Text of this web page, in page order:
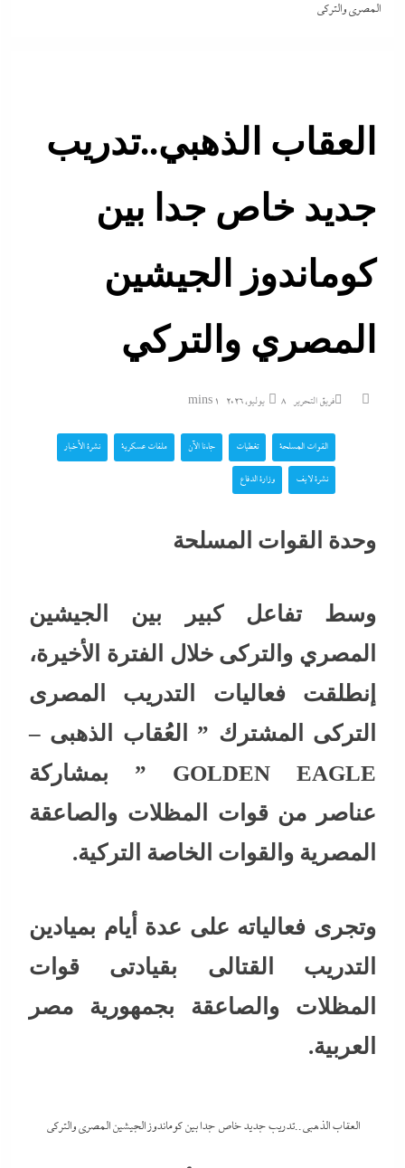
المصري والتركي
العقاب الذهبي..تدريب
جديد خاص جدا بين
كوماندوز الجيشين
المصري والتركي
فريق التحرير 8 يوليو، 2026 1 mins
القوات المسلحة تغطيات جاءنا الآن ملفات عسكرية نشرة الأخبار
نشرة لايف وزارة الدفاع
وحدة القوات المسلحة
وسط تفاعل كبير بين الجيشين
المصري والتركى خلال الفترة الأخيرة،
إنطلقت فعاليات التدريب المصرى
التركى المشترك ” العُقاب الذهبى –
GOLDEN EAGLE ” بمشاركة
عناصر من قوات المظلات والصاعقة
المصرية والقوات الخاصة التركية.
وتجرى فعالياته على عدة أيام بميادين
التدريب القتالى بقيادتى قوات
المظلات والصاعقة بجمهورية مصر
العربية.
العقاب الذهبي..تدريب جديد خاص جدا بين كوماندوز الجيشين المصري والتركي